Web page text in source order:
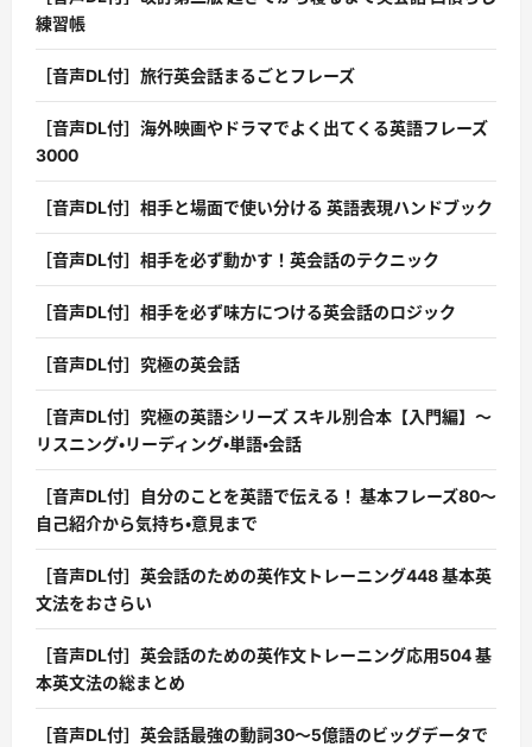
練習帳
［音声DL付］旅行英会話まるごとフレーズ
［音声DL付］海外映画やドラマでよく出てくる英語フレーズ
3000
［音声DL付］相手と場面で使い分ける 英語表現ハンドブック
［音声DL付］相手を必ず動かす！英会話のテクニック
［音声DL付］相手を必ず味方につける英会話のロジック
［音声DL付］究極の英会話
［音声DL付］究極の英語シリーズ スキル別合本【入門編】〜
リスニング・リーディング・単語・会話
［音声DL付］自分のことを英語で伝える！ 基本フレーズ80〜
自己紹介から気持ち・意見まで
［音声DL付］英会話のための英作文トレーニング448 基本英
文法をおさらい
［音声DL付］英会話のための英作文トレーニング応用504 基
本英文法の総まとめ
［音声DL付］英会話最強の動詞30〜5億語のビッグデータで